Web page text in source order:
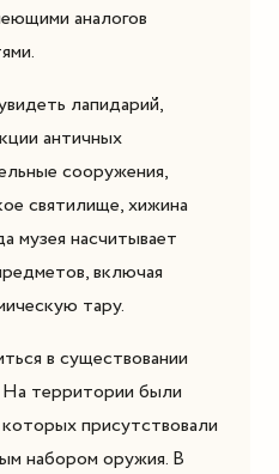
аналогов
лапидарий,
античных
сооружения,
святилище, хижина
музея насчитывает
включая
тару.
в существовании
территории были
присутствовали
набором оружия. В